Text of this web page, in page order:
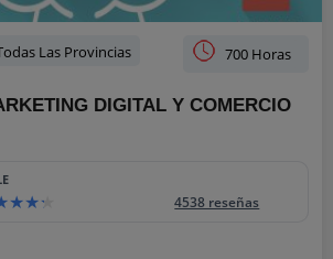
Las Provincias 700 Horas
DIGITAL Y COMERCIO
4538 reseñas